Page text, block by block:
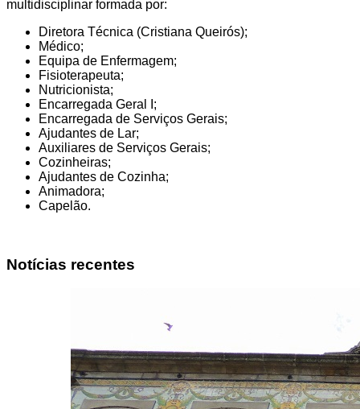
multidisciplinar formada por:
Diretora Técnica (Cristiana Queirós);
Médico;
Equipa de Enfermagem;
Fisioterapeuta;
Nutricionista;
Encarregada Geral I;
Encarregada de Serviços Gerais;
Ajudantes de Lar;
Auxiliares de Serviços Gerais;
Cozinheiras;
Ajudantes de Cozinha;
Animadora;
Capelão.
Notícias recentes